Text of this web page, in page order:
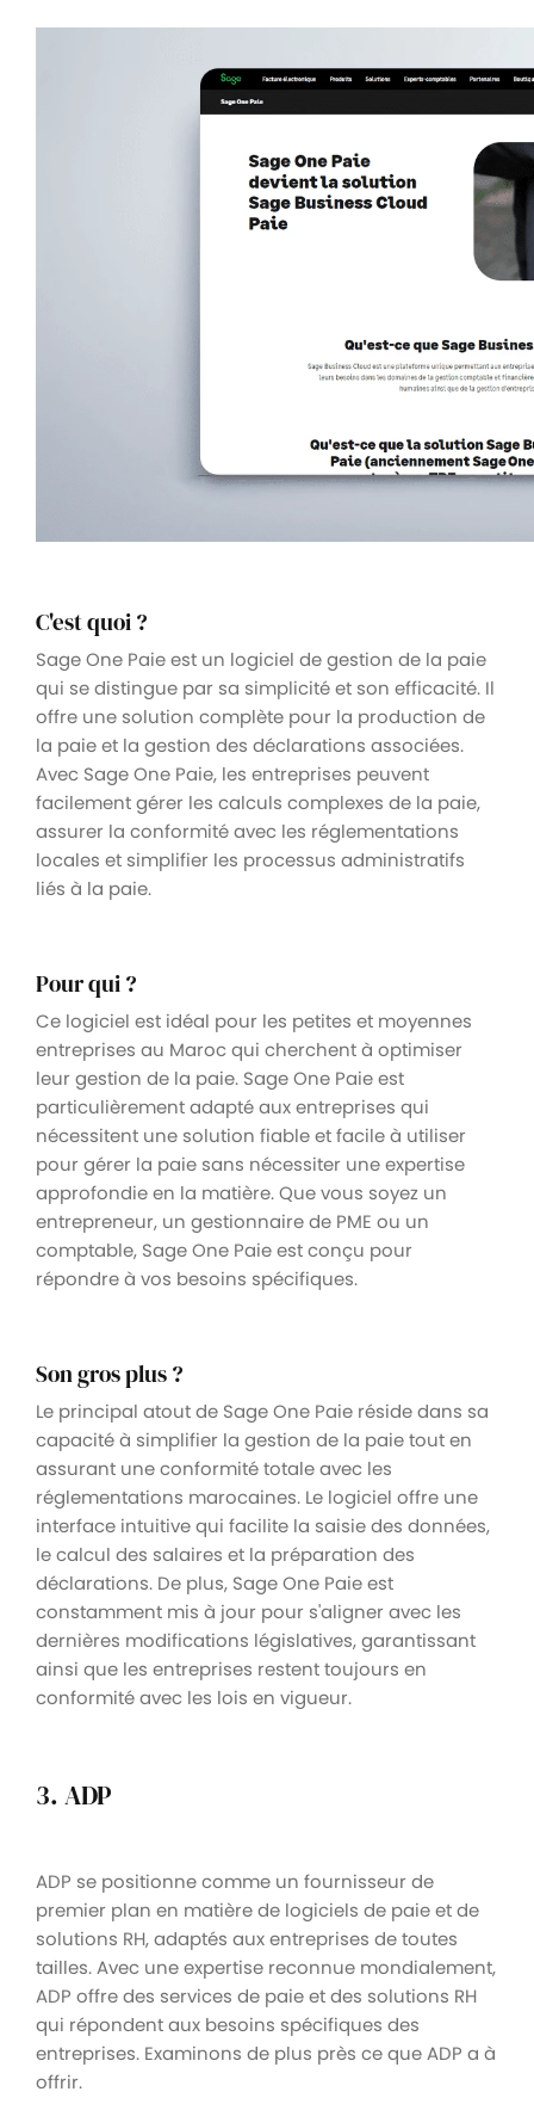
C'est quoi ?
Sage One Paie est un logiciel de gestion de la paie
qui se distingue par sa simplicité et son efficacité. Il
offre une solution complète pour la production de
la paie et la gestion des déclarations associées.
Avec Sage One Paie, les entreprises peuvent
facilement gérer les calculs complexes de la paie,
assurer la conformité avec les réglementations
locales et simplifier les processus administratifs
liés à la paie.
Pour qui ?
Ce logiciel est idéal pour les petites et moyennes
entreprises au Maroc qui cherchent à optimiser
leur gestion de la paie. Sage One Paie est
particulièrement adapté aux entreprises qui
nécessitent une solution fiable et facile à utiliser
pour gérer la paie sans nécessiter une expertise
approfondie en la matière. Que vous soyez un
entrepreneur, un gestionnaire de PME ou un
comptable, Sage One Paie est conçu pour
répondre à vos besoins spécifiques.
Son gros plus ?
Le principal atout de Sage One Paie réside dans sa
capacité à simplifier la gestion de la paie tout en
assurant une conformité totale avec les
réglementations marocaines. Le logiciel offre une
interface intuitive qui facilite la saisie des données,
le calcul des salaires et la préparation des
déclarations. De plus, Sage One Paie est
constamment mis à jour pour s'aligner avec les
dernières modifications législatives, garantissant
ainsi que les entreprises restent toujours en
conformité avec les lois en vigueur.
3. ADP
ADP se positionne comme un fournisseur de
premier plan en matière de logiciels de paie et de
solutions RH, adaptés aux entreprises de toutes
tailles. Avec une expertise reconnue mondialement,
ADP offre des services de paie et des solutions RH
qui répondent aux besoins spécifiques des
entreprises. Examinons de plus près ce que ADP a à
offrir.